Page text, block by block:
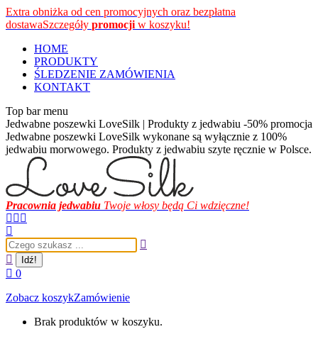
Przewiń
do
Extra obniżka od cen promocyjnych oraz bezpłatna
dostawaSzczegóły promocji w koszyku!
HOME
PRODUKTY
ŚLEDZENIE ZAMÓWIENIA
KONTAKT
Top bar menu
Jedwabne poszewki LoveSilk | Produkty z jedwabiu -50% promocja
Jedwabne poszewki LoveSilk wykonane są wyłącznie z 100%
jedwabiu morwowego. Produkty z jedwabiu szyte ręcznie w Polsce.
Pracownia jedwabiu Twoje włosy będą Ci wdzięczne!
Facebook
opens
in
new
window
Instagram
opens
in
new
window
opens
in
new
Szukaj:
0
Zobacz koszykZamówienie
Brak produktów w koszyku.